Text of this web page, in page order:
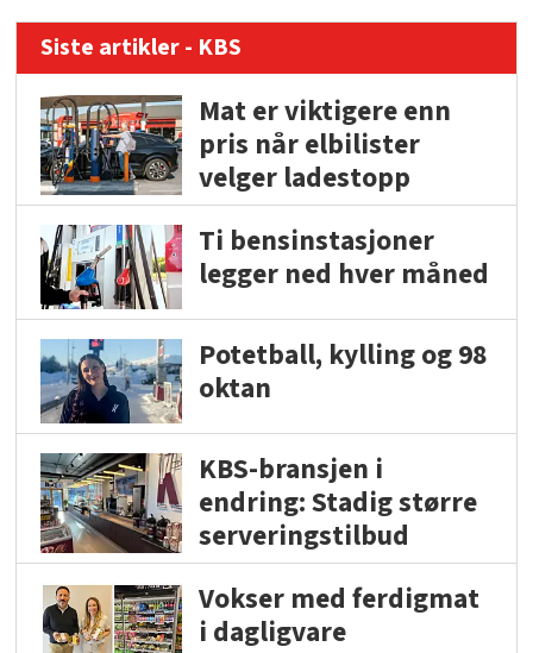
Siste artikler - KBS
Mat er viktigere enn
pris når elbilister
velger ladestopp
Ti bensinstasjoner
legger ned hver måned
Potetball, kylling og 98
oktan
KBS-bransjen i
endring: Stadig større
serveringstilbud
Vokser med ferdigmat
i dagligvare